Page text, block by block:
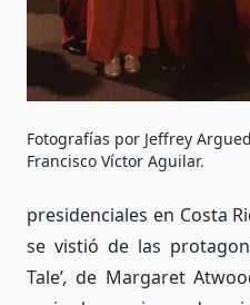
Fotografías por Jeffrey
Francisco Víctor Aguilar.
presidenciales en Costa
se vistió de las
Tale’, de Margaret